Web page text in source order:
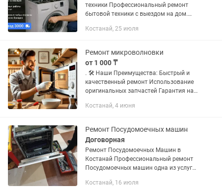
техники Профессиональный ремонт
бытовой техники с выездом на дом.
Посудомоечные машины • Сушильные
Костанай, 25 июля
Ремонт микроволновки
от 1 000 ₸
. 🛠 Наши Преимущества: Быстрый и
качественный ремонт Использование
оригинальных запчастей Гарантия на
диагностика Доступные цены 🌟 Не
Костанай, 4 июня
Ремонт Посудомоечных машин
Договорная
Ремонт Посудомоечных Машин в
Костанай Профессиональный ремонт
Посудомоечных машин одна из услуги
оформить бесплатный вызов мастера,
Костанай, 16 июля